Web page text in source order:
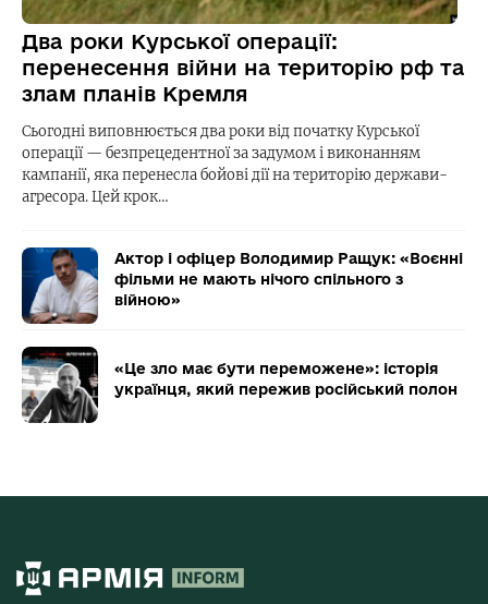
Два роки Курської операції:
перенесення війни на територію рф та
злам планів Кремля
Сьогодні виповнюється два роки від початку Курської
операції — безпрецедентної за задумом і виконанням
кампанії, яка перенесла бойові дії на територію держави-
агресора. Цей крок…
Актор і офіцер Володимир Ращук: «Воєнні
фільми не мають нічого спільного з
війною»
«Це зло має бути переможене»: історія
українця, який пережив російський полон